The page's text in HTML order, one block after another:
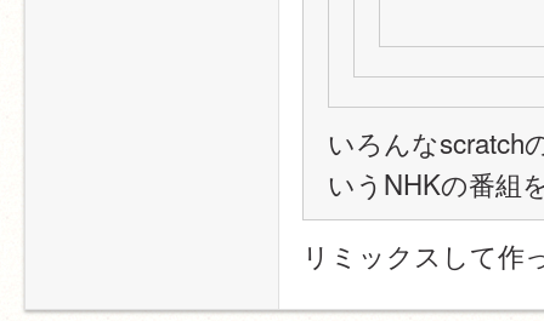
いろんなscratch
いうNHKの番組
リミックスして作